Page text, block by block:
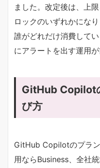
ました。改定後は、上
ロックのいずれかにな
誰がどれだけ消費して
にアラートを出す運用が
GitHub Copilot
び方
GitHub Copilotのプラ
用ならBusiness、全社